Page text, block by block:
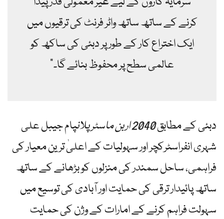
کرنے کے ساتھ ساتھ واٹر فرنٹ کی ترقیوں میں
ایک اختراع کار کے طور پر دبئی کی ساکھ کو
عالمی سطح پر محفوظ بنائے گا۔”
دبئی کے مطابق2040 اربن ماسٹر پلان
پام جیبل علی
شہری انفراسٹرکچر اور سہولیات کے اعلیٰ ترین معیار کی
فراہمی، ساحل سمندر کی منزلوں کو بڑھانے کے ساتھ
ساتھ پائیدار ترقی کی حمایت اور آبادی کی توسیع میں
سہولت فراہم کرنے کے امارات کے وژن کی حمایت